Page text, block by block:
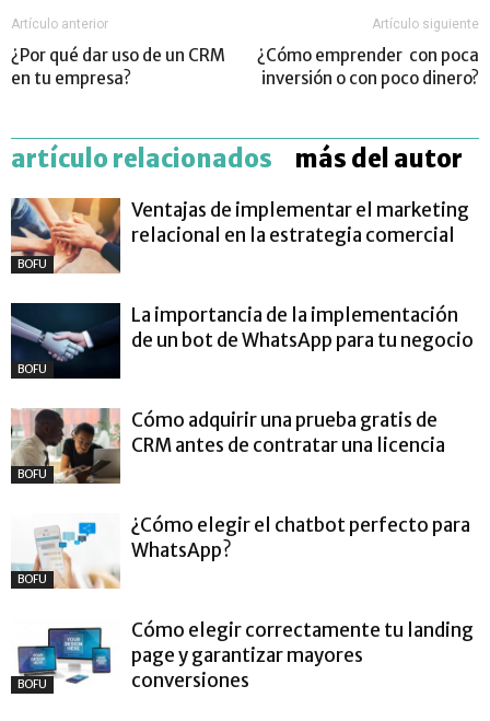
Artículo anterior
¿Por qué dar uso de un CRM
en tu empresa?
Artículo siguiente
¿Cómo emprender con poca
inversión o con poco dinero?
artículo relacionados más del autor
BOFU
Ventajas de implementar el marketing
relacional en la estrategia comercial
BOFU
La importancia de la implementación
de un bot de WhatsApp para tu negocio
BOFU
Cómo adquirir una prueba gratis de
CRM antes de contratar una licencia
BOFU
¿Cómo elegir el chatbot perfecto para
WhatsApp?
BOFU
Cómo elegir correctamente tu landing
page y garantizar mayores
conversiones